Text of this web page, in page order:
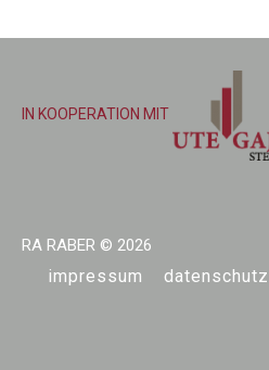
IN KOOPERATION MIT
RA RABER © 2026
impressum datenschutz